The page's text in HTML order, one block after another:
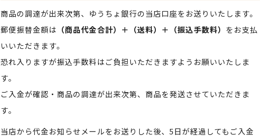
商品の調達が出来次第、ゆうちょ銀行の当店口座をお送りいたします。
郵便振替金額は （商品代金合計）＋（送料）＋（振込手数料） をお支払
いいただきます。
恐れ入りますが振込手数料はご負担いただきますようお願いいたしま
す。
ご入金が確認・商品の調達が出来次第、商品を発送させていただきま
す。
当店から代金お知らせメールをお送りした後、5日が経過してもご入金